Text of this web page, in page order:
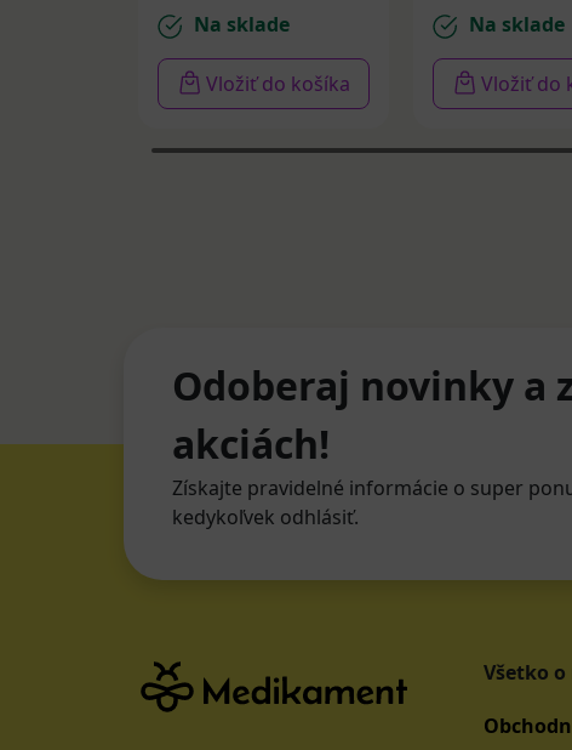
Na sklade
Vložiť do košíka
Na sklade
Vložiť do
Odoberaj novinky a
akciách!
Získajte pravidelné informácie o super
kedykoľvek odhlásiť.
Všetko